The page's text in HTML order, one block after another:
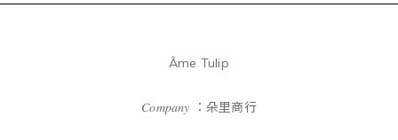
Âme Tulip
𝐶𝑜𝑚𝑝𝑎𝑛𝑦 ：朵里商行